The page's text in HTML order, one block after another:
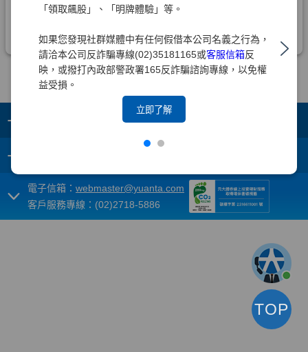
「領取飆股」、「明牌體驗」等。
如果您發現社群媒體中有任何假借本公司名義之行為，
請洽本公司反詐騙專線(02)35181165或客服信箱反
映，或撥打內政部警政署165反詐騙諮詢專線，以免權
益受損。
立即了解
+
+
電子信箱： webmaster@yuanta.com
客戶服務專線：(02)2718-5886
TOP